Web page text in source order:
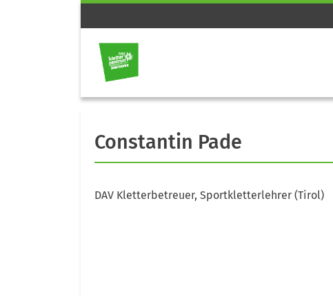
Constantin Pade
DAV Kletterbetreuer, Sportkletterlehrer (Tirol)